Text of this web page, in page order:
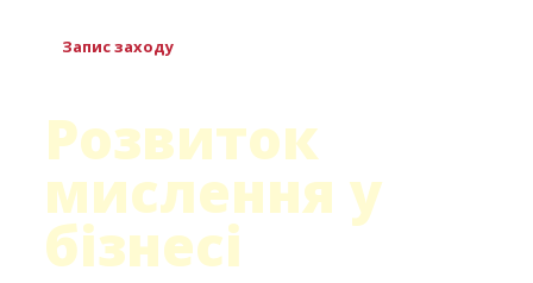
Запис заходу
Розвиток
мислення у
бізнесі